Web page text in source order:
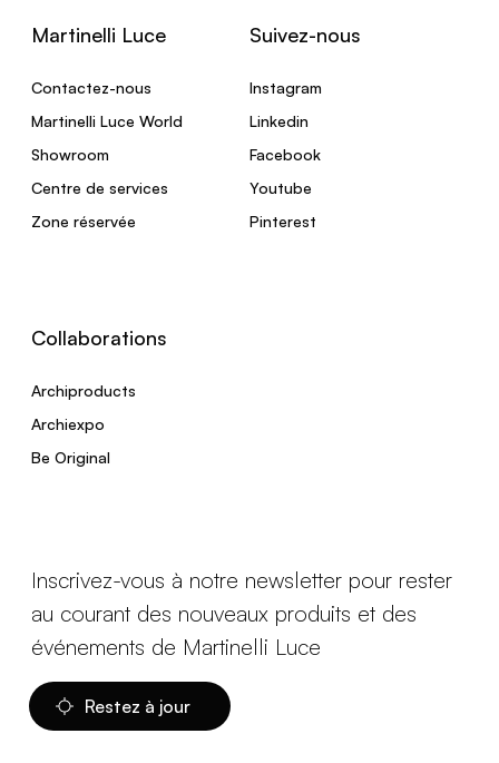
Martinelli Luce
Contactez-nous
Martinelli Luce World
Showroom
Centre de services
Zone réservée
Suivez-nous
Instagram
Linkedin
Facebook
Youtube
Pinterest
Collaborations
Archiproducts
Archiexpo
Be Original
Inscrivez-vous à notre newsletter pour rester
au courant des nouveaux produits et des
événements de Martinelli Luce
Restez à jour